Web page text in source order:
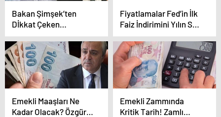
Bakan Şimşek’ten
Dİkkat Çeken
‘Enflasyon’ Açıklaması!
Fiyatlamalar Fed’in İlk
Faiz İndirimini Yılın Son
Çeyreğine İşaret Ediyor
Emekli Maaşları Ne
Kadar Olacak? Özgür
Emekli Zammında
Kritik Tarih! Zamlı